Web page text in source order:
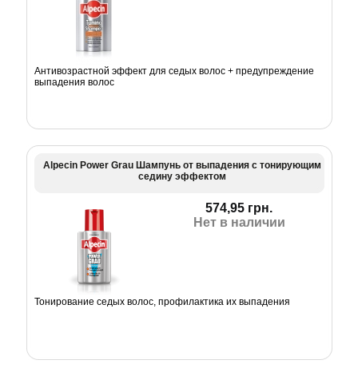
Антивозрастной эффект для седых волос + предупреждение
выпадения волос
Alpecin Power Grau Шампунь от выпадения с тонирующим
седину эффектом
574,95 грн.
Нет в наличии
Тонирование седых волос, профилактика их выпадения